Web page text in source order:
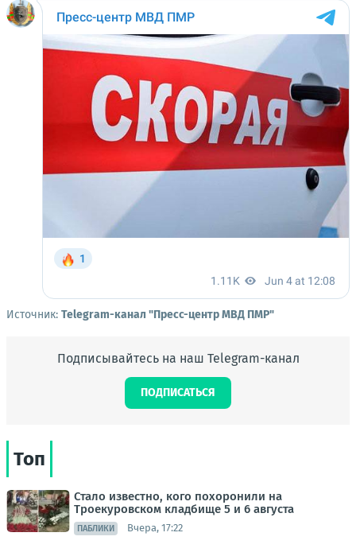
Источник: Telegram-канал "Пресс-центр МВД ПМР"
Подписывайтесь на наш Telegram-канал
ПОДПИСАТЬСЯ
Топ
Стало известно, кого похоронили на
Троекуровском кладбище 5 и 6 августа
ПАБЛИКИ Вчера, 17:22